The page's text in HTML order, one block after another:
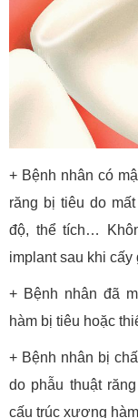
+ Bệnh nhân có
răng bị tiêu do
độ, thể tích…
implant sau khi cấy
+ Bệnh nhân đã
hàm bị tiêu hoặc
+ Bệnh nhân bị
do phẫu thuật
cấu trúc xương